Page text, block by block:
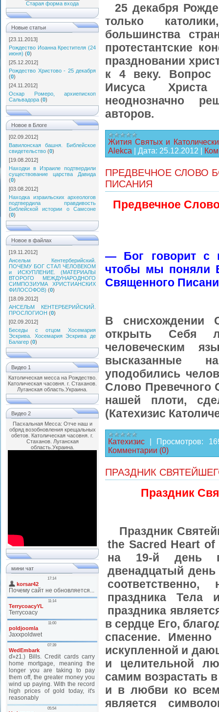
Старая форма входа
Новые статьи
[23.11.2013]
Рождество Иоанна Крестителя (24
июня) (0)
[25.12.2012]
Рождество Христово - 25 декабря
(0)
[24.11.2012]
Оскар Ромеро, архиепископ
Сальвадора (0)
Новое в Блоге
[02.09.2012]
Вавилонская башня. Библейское
свидетельство (0)
[19.08.2012]
Находки в Израиле подтвердили
существование царства Давида
(0)
[03.08.2012]
Находка израильских археологов
подтвердила правдивость
Библейской истории о Самсоне
(0)
Новое в файлах
[19.11.2012]
Ансельм Кентерберийский.
ПОЧЕМУ БОГ СТАЛ ЧЕЛОВЕКОМ
и ИСКУПЛЕНИЕ. (МАТЕРИАЛЫ
ВТОРОГО МЕЖДУНАРОДНОГО
СИМПОЗИУМА ХРИСТИАНСКИХ
ФИЛОСОФОВ) (0)
[18.09.2012]
АНСЕЛЬМ КЕНТЕРБЕРИЙСКИЙ.
ПРОСЛОГИОН (0)
[02.09.2012]
Беседы с отцом Хосемария
Эскрива. Хосемария Эскрива де
Балагер (0)
Видео 1
Католическая месса на Рождество.
Католическая часовня. г. Стаханов.
Луганская область.Украина.
Видео 2
Пасхальная Месса: Отче наш и
обряд возобновления крещальных
обетов. Католическая часовня. г.
Стаханов. Луганская
область.Украина.
мини чат
25 декабря
только
большинства
протестантские
праздновании
к 4 веку. Вопрос
Иисуса
неоднозначно
авторов.
Жития Святых и
Alekca
Дата: 25.12.2012
ПРЕДВЕЧНОЕ СЛОВО
ПИСАНИЯ
Предвечное
— Бог говорит с
чтобы мы поняли
Священного
В снисхождении
открыть Себя
человеческим
высказанные
уподобились
Слово Превечного
нашей плоти,
(Катехизис
Катехизис Просмотров:
Комментарии (0)
ПРАЗДНИК
Праздник
Праздник
the Sacred Heart of
на 19-й день
двенадцатый
праздника Тела
праздника
в сердце Его,
спасение. Именно
искупленной и
и целительной
самим возрастать
и в любви ко
является